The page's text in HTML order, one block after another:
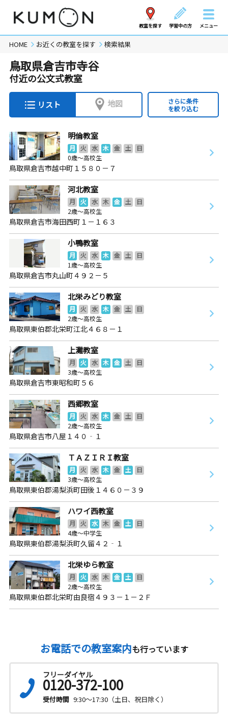
教室を探す 学習中の方 メニュー
HOME お近くの教室を探す 検索結果
鳥取県倉吉市寺谷
付近の公文式教室
リスト 地図
さらに条件
を絞り込む
明倫教室
月 火 水 木 金 土
日
0歳～高校生
鳥取県倉吉市越中町１５８０－７
河北教室
月 火 水 木 金 土
日
2歳～高校生
鳥取県倉吉市海田西町１－１６３
小鴨教室
月 火 水 木 金 土
日
1歳～高校生
鳥取県倉吉市丸山町４９２－５
北栄みどり教室
月 火 水 木 金 土
日
2歳～高校生
鳥取県東伯郡北栄町江北４６８－１
上灘教室
月 火 水 木 金 土
日
3歳～高校生
鳥取県倉吉市東昭和町５６
西郷教室
月 火 水 木 金 土
日
2歳～高校生
鳥取県倉吉市八屋１４０‐１
ＴＡＺＩＲＩ教室
月 火 水 木 金 土
日
3歳～高校生
鳥取県東伯郡湯梨浜町田後１４６０－３９
ハワイ西教室
月 火 水 木 金 土
日
4歳～中学生
鳥取県東伯郡湯梨浜町久留４２‐１
北栄ゆら教室
月 火 水 木 金 土
日
2歳～高校生
鳥取県東伯郡北栄町由良宿４９３－１－２Ｆ
お電話での教室案内も行っています
フリーダイヤル
0120-372-100
受付時間 9:30～17:30（土日、祝日除く）